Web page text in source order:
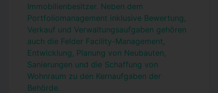
Immobilienbesitzer. Neben dem
Portfoliomanagement inklusive Bewertung,
Verkauf und Verwaltungsaufgaben gehören
auch die Felder Facility-Management,
Entwicklung, Planung von Neubauten,
Sanierungen und die Schaffung von
Wohnraum zu den Kernaufgaben der
Behörde.